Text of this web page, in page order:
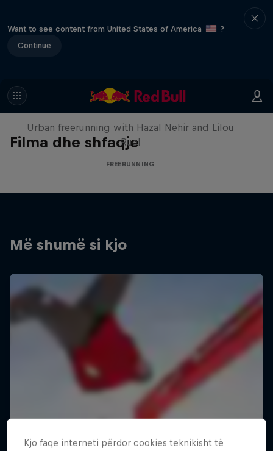
Want to see content from United States of America
?
Continue
Filma dhe shfaqje
Making of Roof Rush
Urban freerunning with Hazal Nehir and Lilou
Ruel
FREERUNNING
Më shumë si kjo
Kjo faqe interneti përdor cookies teknikisht të